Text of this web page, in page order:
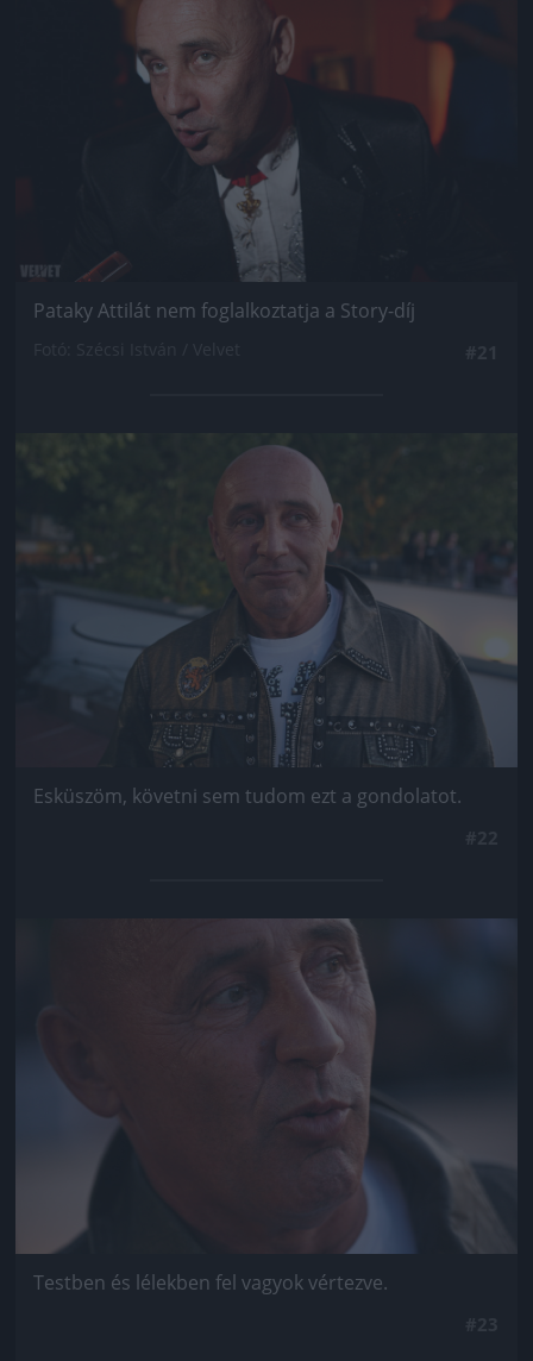
Pataky Attilát nem foglalkoztatja a Story-díj
Jön még kép!
Esküszöm, követni sem tudom ezt a gondolatot.
Jön még kép!
Testben és lélekben fel vagyok vértezve.